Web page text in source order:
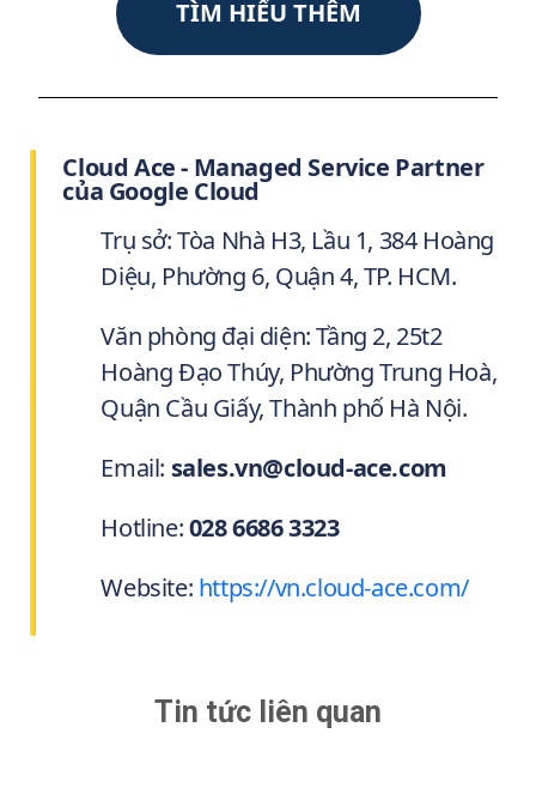
TÌM HIỂU THÊM
Cloud Ace - Managed Service Partner
của Google Cloud
Trụ sở: Tòa Nhà H3, Lầu 1, 384 Hoàng
Diệu, Phường 6, Quận 4, TP. HCM.
Văn phòng đại diện: Tầng 2, 25t2
Hoàng Đạo Thúy, Phường Trung Hoà,
Quận Cầu Giấy, Thành phố Hà Nội.
Email: sales.vn@cloud-ace.com
Hotline:028 6686 3323
Website: https://vn.cloud-ace.com/
Tin tức liên quan